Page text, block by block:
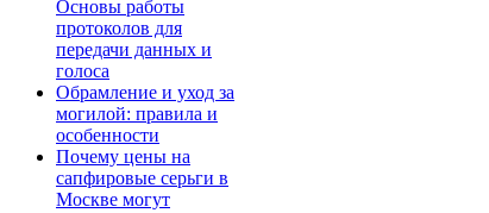
Основы работы
протоколов для
передачи данных и
голоса
Обрамление и уход за
могилой: правила и
особенности
Почему цены на
сапфировые серьги в
Москве могут